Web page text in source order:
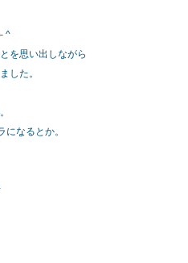
^
を思い出しながら
した。
になるとか。